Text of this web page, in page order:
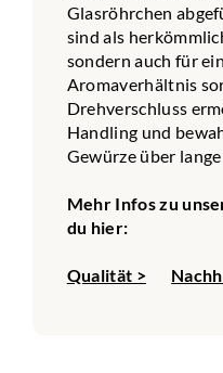
Glasröhrchen
sind als
sondern auch für
Aromaverhältnis
Drehverschluss
Handling und
Gewürze über
Mehr Infos zu
du hier:
Qualität >